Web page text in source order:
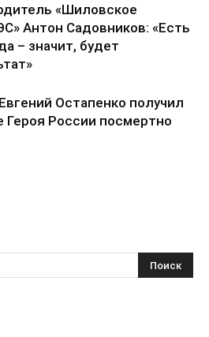
«Шиловское
Антон Садовников: «Есть
– значит, будет
Остапенко получил
Героя России посмертно